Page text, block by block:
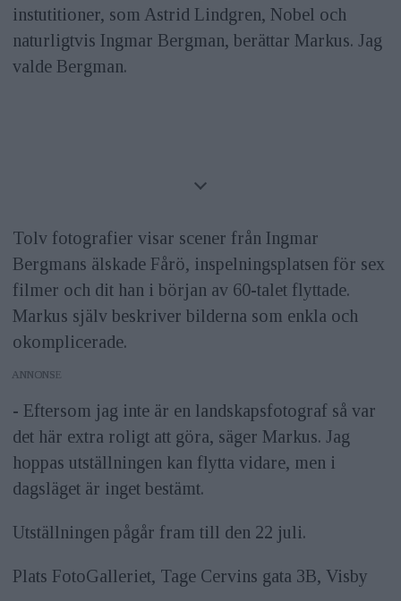
instutitioner, som Astrid Lindgren, Nobel och
naturligtvis Ingmar Bergman, berättar Markus. Jag
valde Bergman.
Tolv fotografier visar scener från Ingmar
Bergmans älskade Fårö, inspelningsplatsen för sex
filmer och dit han i början av 60-talet flyttade.
Markus själv beskriver bilderna som enkla och
okomplicerade.
ANNONS
- Eftersom jag inte är en landskapsfotograf så var
det här extra roligt att göra, säger Markus. Jag
hoppas utställningen kan flytta vidare, men i
dagsläget är inget bestämt.
Utställningen pågår fram till den 22 juli.
Plats FotoGalleriet, Tage Cervins gata 3B, Visby